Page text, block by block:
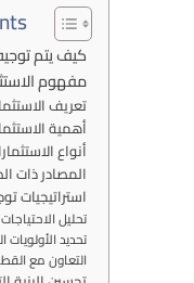
كيف يتم
مفهوم
تعريف
أهمية
أنواع
المصادر ذات
استراتيجيات
تحليل
تحديد الأولويات
التعاون مع